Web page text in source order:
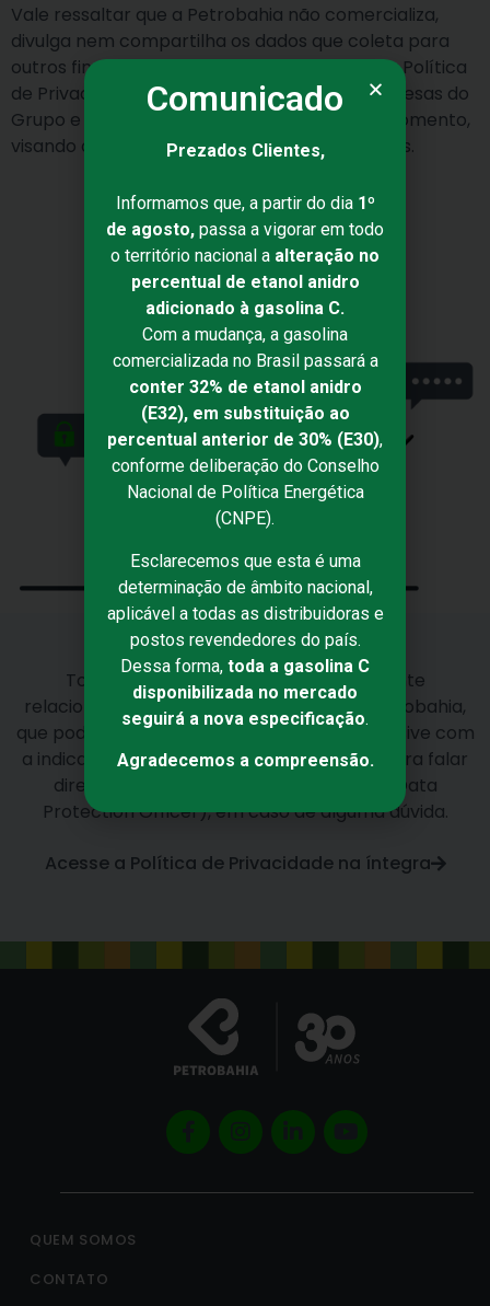
Vale ressaltar que a Petrobahia não comercializa,
divulga nem compartilha os dados que coleta para
outros fins que não sejam os descritos na sua Política
de Privacidade, que se aplica a todas as empresas do
Grupo e poderá ser modificada a qualquer momento,
visando o cumprimento das normas aplicáveis.
Todos os seus direitos estão devidamente
relacionados na Política de Privacidade Petrobahia,
que pode ser acessada na íntegraaqui, inclusive com
a indicação dos canais oficiais de contato para falar
diretamente com o encarregado DPO (Data
Protection Officer), em caso de alguma dúvida.
Acesse a Política de Privacidade na íntegra
QUEM SOMOS
CONTATO
Comunicado
Prezados Clientes,
Informamos que, a partir do dia1º
de agosto, passa a vigorar em todo
o território nacional a alteração no
percentual de etanol anidro
adicionado à gasolina C.
Com a mudança, a gasolina
comercializada no Brasil passará a
conter 32% de etanol anidro
(E32), em substituição ao
percentual anterior de 30% (E30),
conforme deliberação do Conselho
Nacional de Política Energética
(CNPE).
Esclarecemos que esta é uma
determinação de âmbito nacional,
aplicável a todas as distribuidoras e
postos revendedores do país.
Dessa forma, toda a gasolina C
disponibilizada no mercado
seguirá a nova especificação.
Agradecemos a compreensão.